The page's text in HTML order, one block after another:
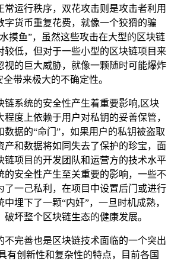
常运行秩序，双花攻击则是攻击者利用
字货币重复花费，就像一个狡猾的骗
摸鱼”，虽然这些攻击在大型的区块链
较低，但对于一些小型的区块链项目来
视的巨大威胁，就像一颗随时可能爆炸
带来极大的不确定性。
链系统的安全性产生着重要影响,区块
度上依赖于用户对私钥的妥善保管，
据的“命门”，如果用户的私钥被盗取
产和数据将如同失去了保护的珍宝，面
链项目的开发团队和运营方的技术水平
的安全性产生至关重要的影响，一些不
了一己私利，在项目中设置后门或进行
埋下了一颗“内奸”，一旦时机成熟，
坏整个区块链生态的健康发展。
不完善也是区块链技术面临的一个突出
有创新性和复杂性的特点，目前各国